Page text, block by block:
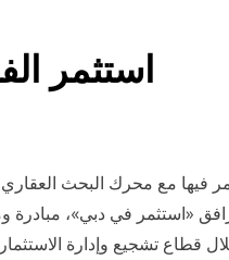
استثمر
فيها مع محرك البحث
«استثمر في دبي»، مبادرة
قطاع تشجيع وإدارة